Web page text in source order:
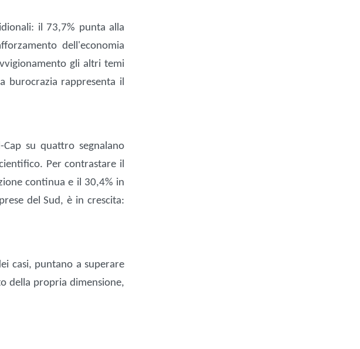
il 73,7% punta alla
dell'economia
gli altri temi
burocrazia rappresenta il
su quattro segnalano
Per contrastare il
continua e il 30,4% in
del Sud, è in crescita:
casi, puntano a superare
della propria dimensione,